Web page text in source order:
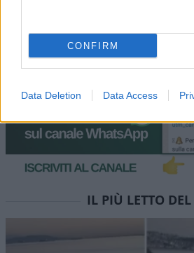
CONFIRM
Data Deletion Data Access
IL PIÙ LETTO DEL